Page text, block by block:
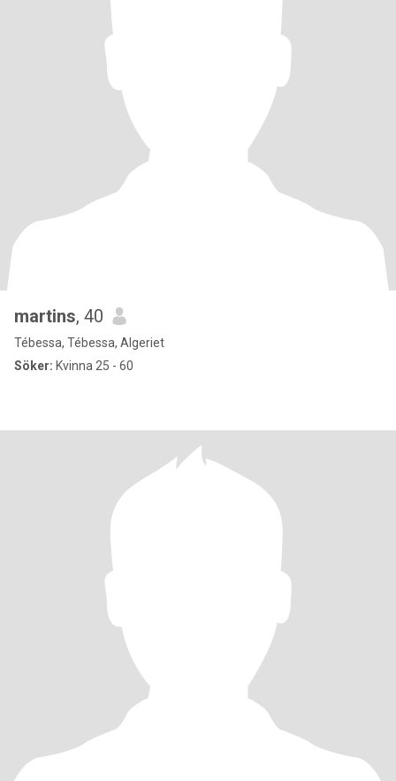
martins, 40
Tébessa, Tébessa, Algeriet
Söker: Kvinna 25 - 60